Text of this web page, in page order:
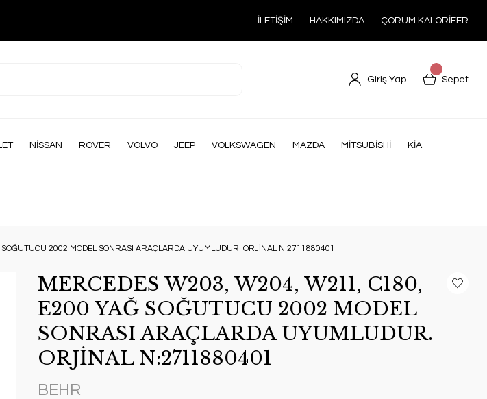
İLETİŞİM HAKKIMIZDA ÇORUM KALORİFER
Giriş Yap Sepet
NİSSAN ROVER VOLVO JEEP VOLKSWAGEN MAZDA MİTSUBİSHİ KİA
2002 MODEL SONRASI ARAÇLARDA UYUMLUDUR. ORJİNAL N:2711880401
MERCEDES W203, W204, W211, C180,
E200 YAĞ SOĞUTUCU 2002 MODEL
SONRASI ARAÇLARDA UYUMLUDUR.
ORJİNAL N:2711880401
BEHR